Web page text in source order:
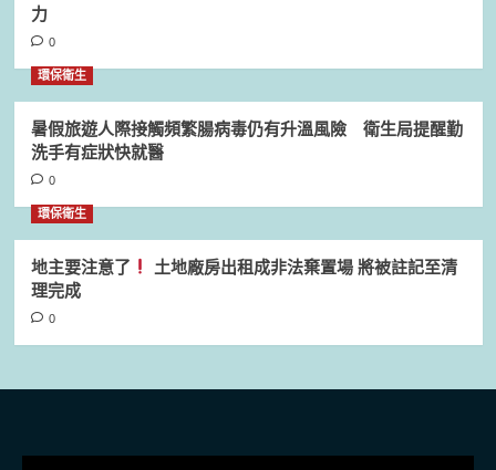
力
0
環保衛生
暑假旅遊人際接觸頻繁腸病毒仍有升溫風險 衛生局提醒勤
洗手有症狀快就醫
0
環保衛生
地主要注意了
土地廠房出租成非法棄置場 將被註記至清
理完成
0